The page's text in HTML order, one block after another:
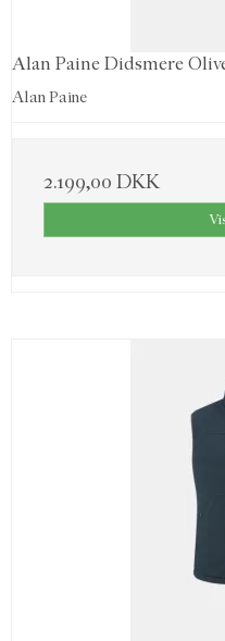
Alan Paine Didsmere
Alan Paine
2.199,00 DKK